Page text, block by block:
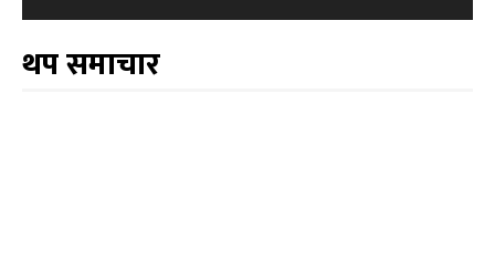
थप समाचार